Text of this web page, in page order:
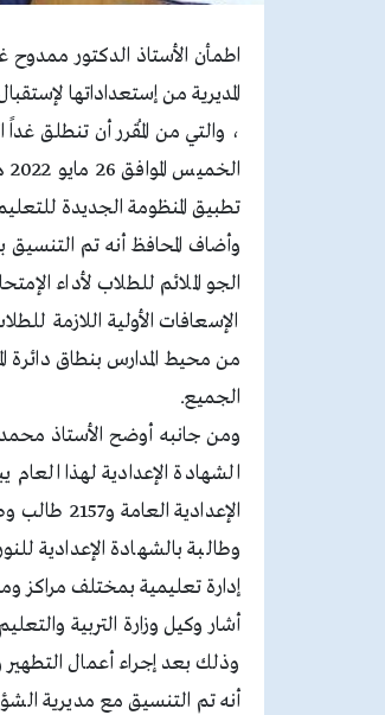
اطمأن الأستاذ الدكتور
تطبيق المنظومة الجديدة
وأضاف المحافظ أنه تم التنسيق
الجو الملائم للطلاب لأداء
الإسعافات الأولية اللازمة
من محيط المدارس بنطاق دائرة
الجميع.
ومن جانبه أوضح الأستاذ
إدارة تعليمية بمختلف مراكز
أشار وكيل وزارة التربية
وذلك بعد إجراء أعمال التطهير
أنه تم التنسيق مع مديرية